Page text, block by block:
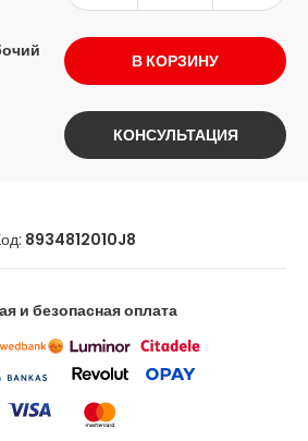
В КОРЗИНУ
КОНСУЛЬТАЦИЯ
8934812010J8
и безопасная оплата